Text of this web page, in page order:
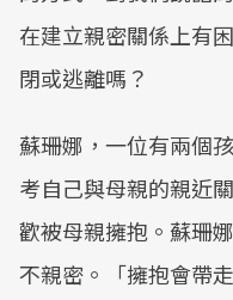
在建立親密關係上有
閉或逃離嗎？
蘇珊娜，一位有兩個
考自己與母親的親近
歡被母親擁抱。蘇珊
不親密。「擁抱會帶